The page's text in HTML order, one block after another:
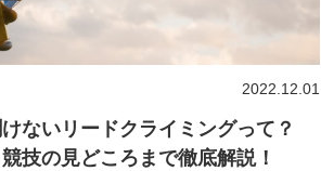
ないリードクライミングって？
技の見どころまで徹底解説！
2022.12.01